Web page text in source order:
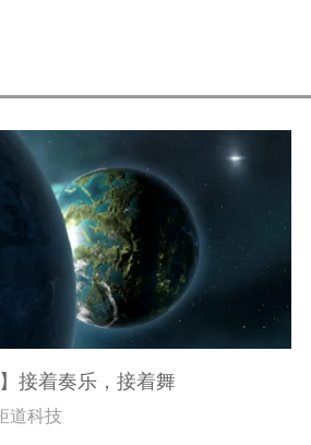
接着奏乐，接着舞
道科技